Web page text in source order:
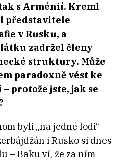
s Arménií. Kreml
představitele
v Rusku, a
zadržel členy
struktury. Může
paradoxně vést ke
protože jste, jak se
byli „na jedné lodi“
i Rusko si dnes
– Baku ví, že za ním